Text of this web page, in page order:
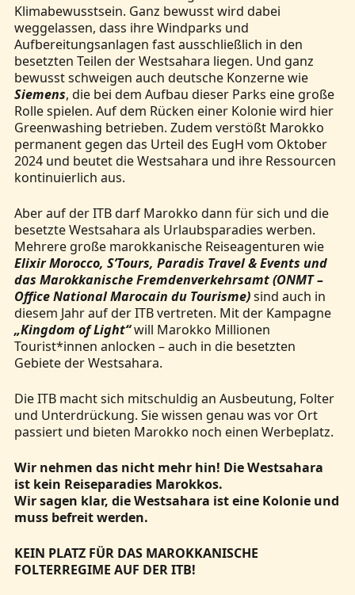
Klimabewusstsein. Ganz bewusst wird dabei
weggelassen, dass ihre Windparks und
Aufbereitungsanlagen fast ausschließlich in den
besetzten Teilen der Westsahara liegen. Und ganz
bewusst schweigen auch deutsche Konzerne wie
Siemens, die bei dem Aufbau dieser Parks eine große
Rolle spielen. Auf dem Rücken einer Kolonie wird hier
Greenwashing betrieben. Zudem verstößt Marokko
permanent gegen das Urteil des EugH vom Oktober
2024 und beutet die Westsahara und ihre Ressourcen
kontinuierlich aus.
Aber auf der ITB darf Marokko dann für sich und die
besetzte Westsahara als Urlaubsparadies werben.
Mehrere große marokkanische Reiseagenturen wie
Elixir Morocco, S’Tours, Paradis Travel & Events und
das Marokkanische Fremdenverkehrsamt (ONMT –
Office National Marocain du Tourisme)sind auch in
diesem Jahr auf der ITB vertreten. Mit der Kampagne
„Kingdom of Light“will Marokko Millionen
Tourist*innen anlocken – auch in die besetzten
Gebiete der Westsahara.
Die ITB macht sich mitschuldig an Ausbeutung, Folter
und Unterdrückung. Sie wissen genau was vor Ort
passiert und bieten Marokko noch einen Werbeplatz.
Wir nehmen das nicht mehr hin! Die Westsahara
ist kein Reiseparadies Marokkos.
Wir sagen klar, die Westsahara ist eine Kolonie und
muss befreit werden.
KEIN PLATZ FÜR DAS MAROKKANISCHE
FOLTERREGIME AUF DER ITB!